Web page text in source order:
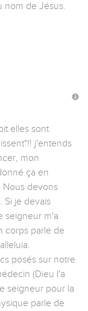
nom de Jésus.
elles sont
j'entends
mon
ça en
Nous devons
Si je devais
seigneur m'a
corps parle de
posés sur notre
(Dieu l'a
seigneur pour la
parle de